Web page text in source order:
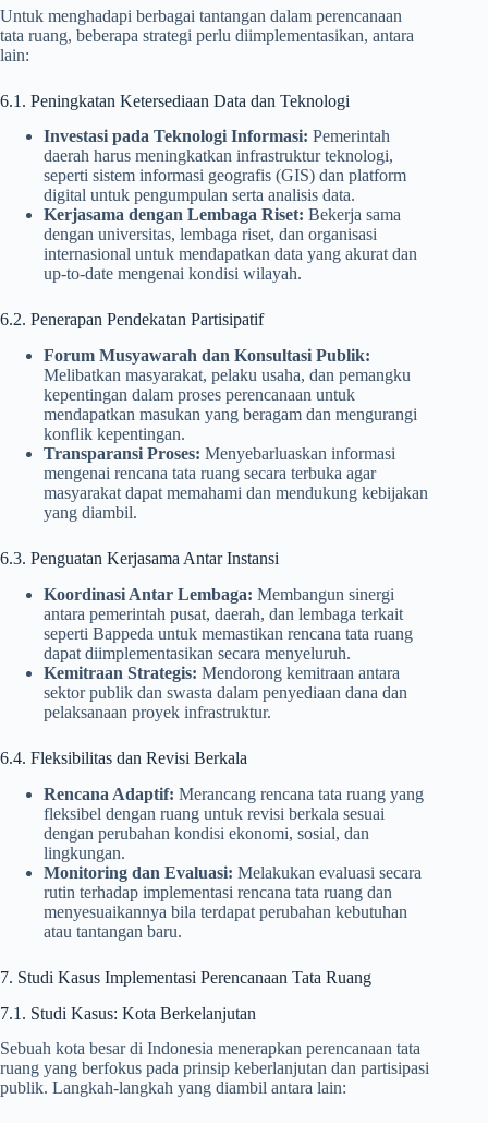
Untuk menghadapi berbagai tantangan dalam perencanaan
tata ruang, beberapa strategi perlu diimplementasikan, antara
lain:
6.1. Peningkatan Ketersediaan Data dan Teknologi
Investasi pada Teknologi Informasi: Pemerintah
daerah harus meningkatkan infrastruktur teknologi,
seperti sistem informasi geografis (GIS) dan platform
digital untuk pengumpulan serta analisis data.
Kerjasama dengan Lembaga Riset: Bekerja sama
dengan universitas, lembaga riset, dan organisasi
internasional untuk mendapatkan data yang akurat dan
up-to-date mengenai kondisi wilayah.
6.2. Penerapan Pendekatan Partisipatif
Forum Musyawarah dan Konsultasi Publik:
Melibatkan masyarakat, pelaku usaha, dan pemangku
kepentingan dalam proses perencanaan untuk
mendapatkan masukan yang beragam dan mengurangi
konflik kepentingan.
Transparansi Proses: Menyebarluaskan informasi
mengenai rencana tata ruang secara terbuka agar
masyarakat dapat memahami dan mendukung kebijakan
yang diambil.
6.3. Penguatan Kerjasama Antar Instansi
Koordinasi Antar Lembaga: Membangun sinergi
antara pemerintah pusat, daerah, dan lembaga terkait
seperti Bappeda untuk memastikan rencana tata ruang
dapat diimplementasikan secara menyeluruh.
Kemitraan Strategis: Mendorong kemitraan antara
sektor publik dan swasta dalam penyediaan dana dan
pelaksanaan proyek infrastruktur.
6.4. Fleksibilitas dan Revisi Berkala
Rencana Adaptif: Merancang rencana tata ruang yang
fleksibel dengan ruang untuk revisi berkala sesuai
dengan perubahan kondisi ekonomi, sosial, dan
lingkungan.
Monitoring dan Evaluasi: Melakukan evaluasi secara
rutin terhadap implementasi rencana tata ruang dan
menyesuaikannya bila terdapat perubahan kebutuhan
atau tantangan baru.
7. Studi Kasus Implementasi Perencanaan Tata Ruang
7.1. Studi Kasus: Kota Berkelanjutan
Sebuah kota besar di Indonesia menerapkan perencanaan tata
ruang yang berfokus pada prinsip keberlanjutan dan partisipasi
publik. Langkah-langkah yang diambil antara lain: